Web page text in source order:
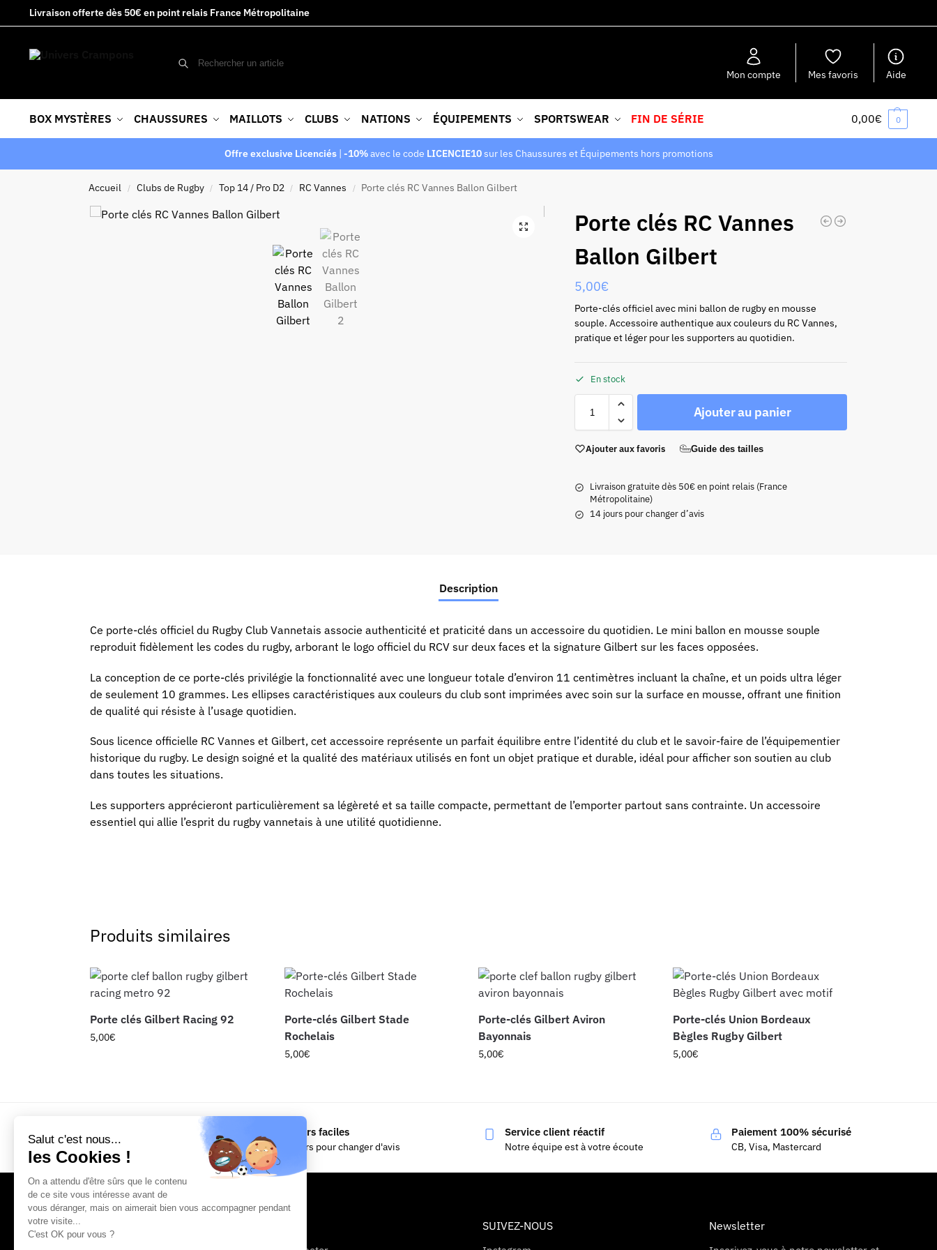
Salut c'est nous...
les Cookies !
On a attendu d'être sûrs que le contenu
de ce site vous intéresse avant de
vous déranger, mais on aimerait bien vous accompagner pendant
votre visite...
C'est OK pour vous ?
Livraison offerte dès 50€ en point relais France Métropolitaine
Mon compte Mes favoris Aide
BOX MYSTÈRES CHAUSSURES MAILLOTS CLUBS NATIONS ÉQUIPEMENTS SPORTSWEAR FIN DE SÉRIE 0,00€ 0
Offre exclusive Licenciés| -10%avec le code LICENCIE10sur les Chaussures et Équipements hors promotions
Accueil / Clubs de Rugby / Top 14 / Pro D2 / RC Vannes / Porte clés RC Vannes Ballon Gilbert
Porte clés RC Vannes
Ballon Gilbert
5,00€
Porte-clés officiel avec mini ballon de rugby en mousse
souple. Accessoire authentique aux couleurs du RC Vannes,
pratique et léger pour les supporters au quotidien.
En stock
Ajouter au panier
Ajouter aux favoris Guide des tailles
Livraison gratuite dès 50€ en point relais (France
Métropolitaine)
14 jours pour changer d’avis
Description
Ce porte-clés officiel du Rugby Club Vannetais associe authenticité et praticité dans un accessoire du quotidien. Le mini ballon en mousse souple
reproduit fidèlement les codes du rugby, arborant le logo officiel du RCV sur deux faces et la signature Gilbert sur les faces opposées.
La conception de ce porte-clés privilégie la fonctionnalité avec une longueur totale d’environ 11 centimètres incluant la chaîne, et un poids ultra léger
de seulement 10 grammes. Les ellipses caractéristiques aux couleurs du club sont imprimées avec soin sur la surface en mousse, offrant une finition
de qualité qui résiste à l’usage quotidien.
Sous licence officielle RC Vannes et Gilbert, cet accessoire représente un parfait équilibre entre l’identité du club et le savoir-faire de l’équipementier
historique du rugby. Le design soigné et la qualité des matériaux utilisés en font un objet pratique et durable, idéal pour afficher son soutien au club
dans toutes les situations.
Les supporters apprécieront particulièrement sa légèreté et sa taille compacte, permettant de l’emporter partout sans contrainte. Un accessoire
essentiel qui allie l’esprit du rugby vannetais à une utilité quotidienne.
Produits similaires
Porte clés Gilbert Racing 92
5,00€
Porte-clés Gilbert Stade
Rochelais
5,00€
Porte-clés Gilbert Aviron
Bayonnais
5,00€
Porte-clés Union Bordeaux
Bègles Rugby Gilbert
5,00€
Livraison gratuite dès 50€ d’achats
En point relais (France Métropolitaine)
Retours faciles
14 jours pour changer d'avis
Service client réactif
Notre équipe est à votre écoute
Paiement 100% sécurisé
CB, Visa, Mastercard
Univers Crampons SUIVEZ-NOUS Newsletter